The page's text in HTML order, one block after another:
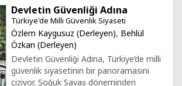
Devletin Güvenliği Adına
Türkiye'de Milli Güvenlik Siyaseti
Özlem Kaygusuz (Derleyen), Behlül
Özkan (Derleyen)
Devletin Güvenliği Adına, Türkiye’de milli
güvenlik siyasetinin bir panoramasını
çiziyor. Soğuk Savaş döneminden